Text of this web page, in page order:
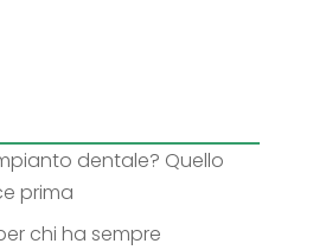
dentale? Quello
prima
chi ha sempre